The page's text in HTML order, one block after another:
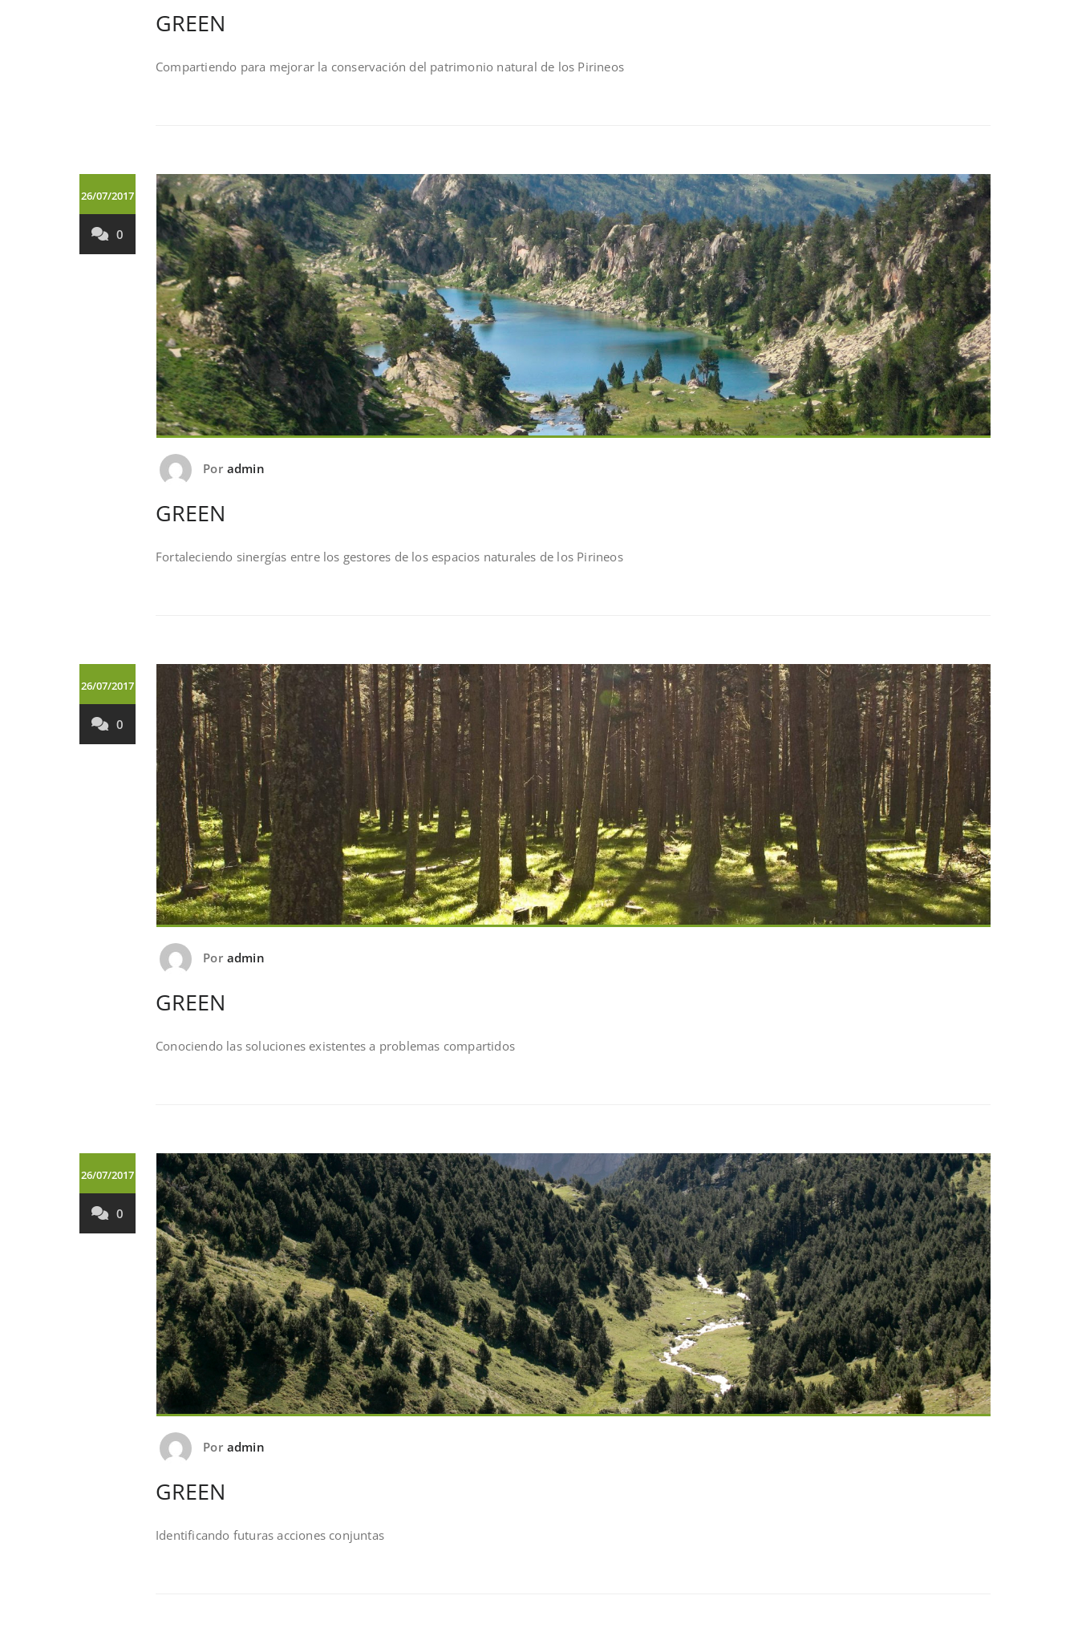
GREEN
Compartiendo para mejorar la conservación del patrimonio natural de los Pirineos
26/07/2017
0
Por admin
GREEN
Fortaleciendo sinergías entre los gestores de los espacios naturales de los Pirineos
26/07/2017
0
Por admin
GREEN
Conociendo las soluciones existentes a problemas compartidos
26/07/2017
0
Por admin
GREEN
Identificando futuras acciones conjuntas